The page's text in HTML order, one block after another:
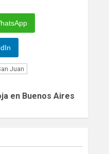
Juan
en Buenos Aires